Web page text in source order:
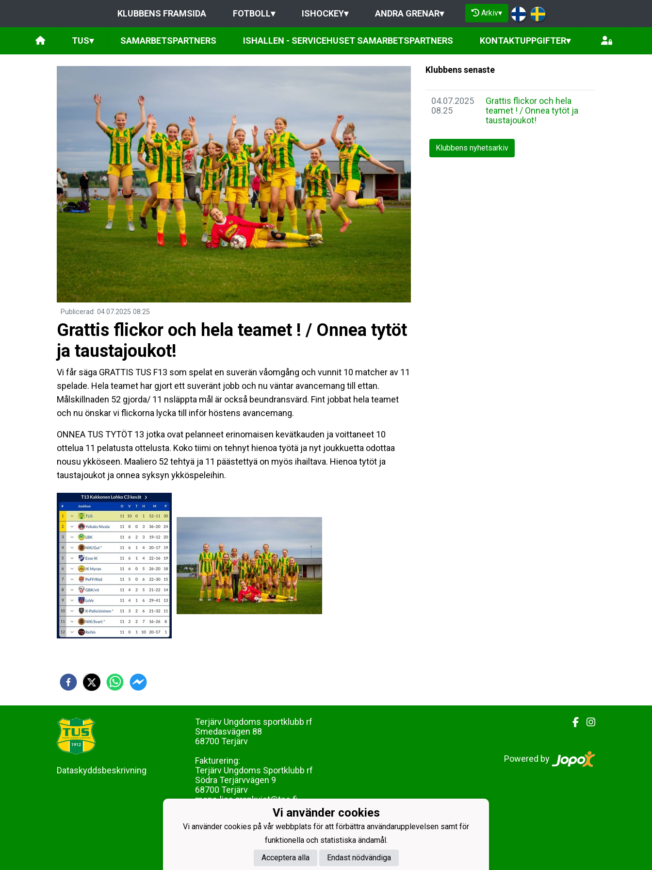
KLUBBENS FRAMSIDA FOTBOLL▾ ISHOCKEY▾ ANDRA GRENAR▾ Arkiv▾
TUS▾ SAMARBETSPARTNERS ISHALLEN - SERVICEHUSET SAMARBETSPARTNERS KONTAKTUPPGIFTER▾
Publicerad: 04.07.2025 08:25
Grattis flickor och hela teamet ! / Onnea tytöt
ja taustajoukot!
Vi får säga GRATTIS TUS F13 som spelat en suverän våomgång och vunnit 10 matcher av 11
spelade. Hela teamet har gjort ett suveränt jobb och nu väntar avancemang till ettan.
Målskillnaden 52 gjorda/ 11 nsläppta mål är också beundransvärd. Fint jobbat hela teamet
och nu önskar vi flickorna lycka till inför höstens avancemang.
ONNEA TUS TYTÖT 13 jotka ovat pelanneet erinomaisen kevätkauden ja voittaneet 10
ottelua 11 pelatusta ottelusta. Koko tiimi on tehnyt hienoa työtä ja nyt joukkuetta odottaa
nousu ykköseen. Maaliero 52 tehtyä ja 11 päästettyä on myös ihailtava. Hienoa tytöt ja
taustajoukot ja onnea syksyn ykköspeleihin.
Klubbens senaste
04.07.2025
08.25
Grattis flickor och hela
teamet ! / Onnea tytöt ja
taustajoukot!
Klubbens nyhetsarkiv
Dataskyddsbeskrivning
Terjärv Ungdoms sportklubb rf
Smedasvägen 88
68700 Terjärv
Fakturering:
Terjärv Ungdoms Sportklubb rf
Södra Terjärvvägen 9
68700 Terjärv
mona-lisa.grankvist@tsc.fi
Powered by
Vi använder cookies
Vi använder cookies på vår webbplats för att förbättra användarupplevelsen samt för
funktionella och statistiska ändamål.
Acceptera alla
Endast nödvändiga